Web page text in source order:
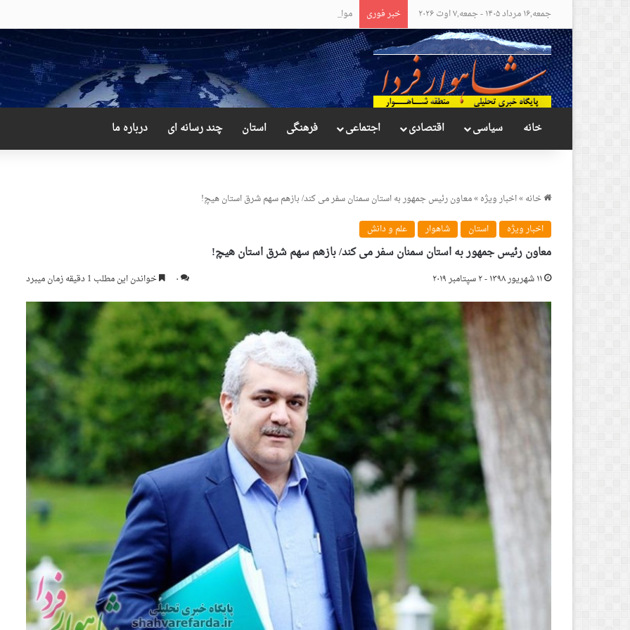
جمعه,۱۶ مرداد ۱۴۰۵ - جمعه,۷ اوت ۲۰۲۶ خبر فوری مواضع عجیب و دور از انتظار علی لاریجانی
خانه سیاسی اقتصادی اجتماعی فرهنگی استان چند رسانه ای درباره ما
خانه»اخبار ویژه»معاون رئیس جمهور به استان سمنان سفر می کند/ بازهم سهم شرق استان هیچ!
اخبار ویژه
استان شاهوار علم و دانش
معاون رئیس جمهور به استان سمنان سفر می کند/ بازهم سهم شرق استان هیچ!
۱۱ شهریور ۱۳۹۸ - ۲ سپتامبر ۲۰۱۹ ۰ خواندن این مطلب 1 دقیقه زمان میبرد